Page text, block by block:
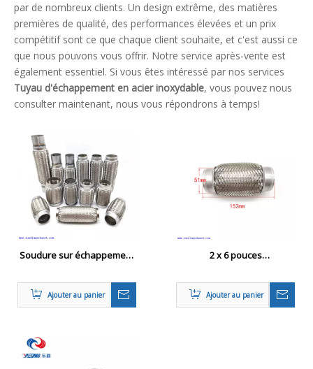
par de nombreux clients. Un design extrême, des matières
premières de qualité, des performances élevées et un prix
compétitif sont ce que chaque client souhaite, et c'est aussi ce
que nous pouvons vous offrir. Notre service après-vente est
également essentiel. Si vous êtes intéressé par nos services
Tuyau d'échappement en acier inoxydable, vous pouvez nous
consulter maintenant, nous vous répondrons à temps!
Soudure sur échappement
joint flexi tube tube flexion
Ajouter au panier
2 x 6 pouces
inoxydable à la soudure du
tube ondulé sur
l'installation
Ajouter au panier